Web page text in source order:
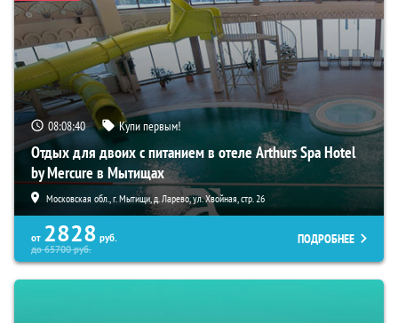
08:08:38 Купи первым!
Отдых для двоих с питанием в отеле Arthurs Spa Hotel
by Mercure в Мытищах
Московская обл., г. Мытищи, д. Ларево, ул. Хвойная, стр. 26
от 2828 руб.
до65700руб.
ПОДРОБНЕЕ